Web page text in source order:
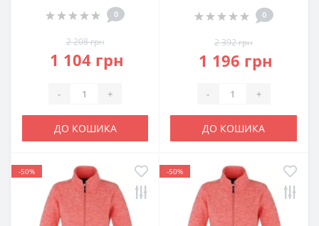
0
2 208 грн
1 104 грн
- +
ДО КОШИКА
0
2 392 грн
1 196 грн
- +
ДО КОШИКА
-50% -50%